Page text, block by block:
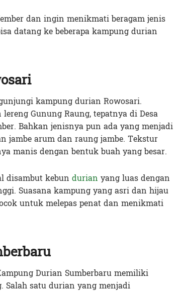
dan ingin menikmati beragam jenis
datang ke beberapa kampung durian
kampung durian Rowosari.
Gunung Raung, tepatnya di Desa
Bahkan jenisnya pun ada yang menjadi
jambe arum dan raung jambe. Tekstur
manis dengan bentuk buah yang besar.
disambut kebun durian yang luas dengan
Suasana kampung yang asri dan hijau
untuk melepas penat dan menikmati
Durian Sumberbaru memiliki
satu durian yang menjadi